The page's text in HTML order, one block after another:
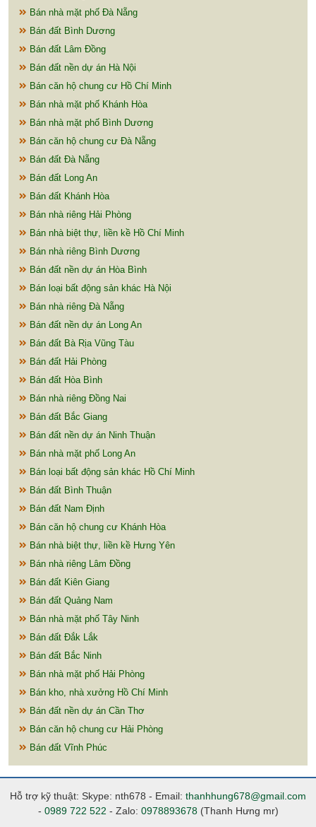
Bán nhà mặt phố Đà Nẵng
Bán đất Bình Dương
Bán đất Lâm Đồng
Bán đất nền dự án Hà Nội
Bán căn hộ chung cư Hồ Chí Minh
Bán nhà mặt phố Khánh Hòa
Bán nhà mặt phố Bình Dương
Bán căn hộ chung cư Đà Nẵng
Bán đất Đà Nẵng
Bán đất Long An
Bán đất Khánh Hòa
Bán nhà riêng Hải Phòng
Bán nhà biệt thự, liền kề Hồ Chí Minh
Bán nhà riêng Bình Dương
Bán đất nền dự án Hòa Bình
Bán loại bất động sản khác Hà Nội
Bán nhà riêng Đà Nẵng
Bán đất nền dự án Long An
Bán đất Bà Rịa Vũng Tàu
Bán đất Hải Phòng
Bán đất Hòa Bình
Bán nhà riêng Đồng Nai
Bán đất Bắc Giang
Bán đất nền dự án Ninh Thuận
Bán nhà mặt phố Long An
Bán loại bất động sản khác Hồ Chí Minh
Bán đất Bình Thuận
Bán đất Nam Định
Bán căn hộ chung cư Khánh Hòa
Bán nhà biệt thự, liền kề Hưng Yên
Bán nhà riêng Lâm Đồng
Bán đất Kiên Giang
Bán đất Quảng Nam
Bán nhà mặt phố Tây Ninh
Bán đất Đắk Lắk
Bán đất Bắc Ninh
Bán nhà mặt phố Hải Phòng
Bán kho, nhà xưởng Hồ Chí Minh
Bán đất nền dự án Cần Thơ
Bán căn hộ chung cư Hải Phòng
Bán đất Vĩnh Phúc
Hỗ trợ kỹ thuật: Skype: nth678 - Email: thanhhung678@gmail.com
- 0989 722 522 - Zalo: 0978893678(Thanh Hưng mr)